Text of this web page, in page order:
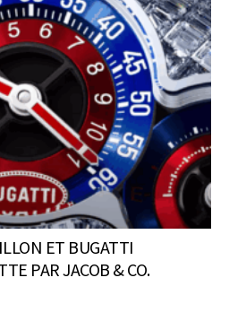
ET BUGATTI
PAR JACOB & CO.